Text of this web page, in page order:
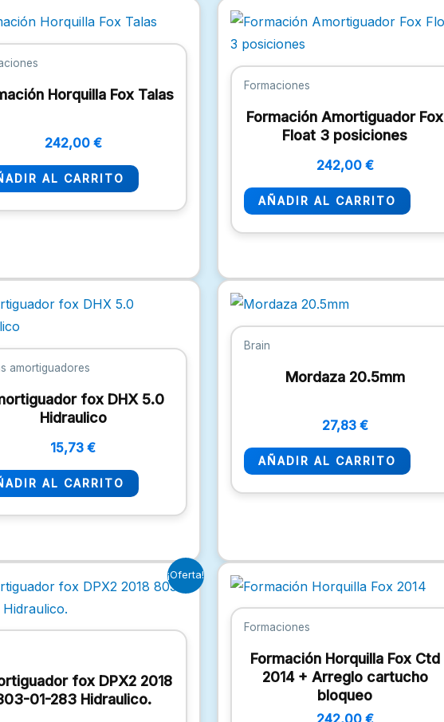
Horquilla Fox Talas
242,00 €
AL CARRITO
Formaciones
Formación Amortiguador Fox
Float 3 posiciones
242,00 €
AÑADIR AL CARRITO
amortiguadores
fox DHX 5.0
Hidraulico
15,73 €
AL CARRITO
Brain
Mordaza 20.5mm
27,83 €
AÑADIR AL CARRITO
¡Oferta!
fox DPX2 2018
01-283 Hidraulico.
precio
31,46 €.
precio
25,41 €.
Formaciones
Formación Horquilla Fox Ctd
2014 + Arreglo cartucho
bloqueo